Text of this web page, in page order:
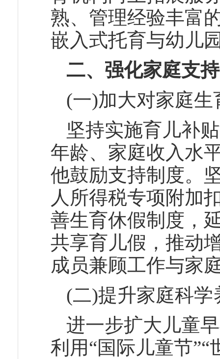
熟、管理经验丰富
嵌入式托育与幼儿
二、 强化家庭支
(一)加大对家庭生
坚持实施育儿补
年龄、家庭收入水
他鼓励支持制度。
人所得税专项附加
善生育休假制度，
共享育儿假，推动
成员兼顾工作与家
(二)提升家庭科
进一步扩大儿童
利用“国际儿童节